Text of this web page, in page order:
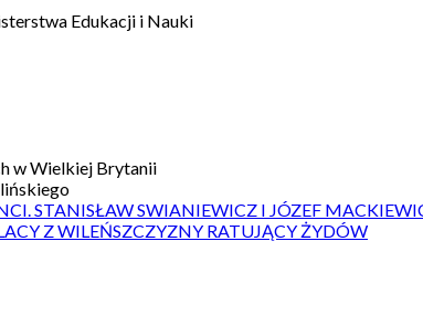
Edukacji i Nauki
w Wielkiej Brytanii
STANISŁAW SWIANIEWICZ I JÓZEF
Z WILEŃSZCZYZNY RATUJĄCY ŻYDÓW